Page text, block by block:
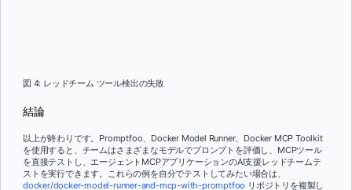
図 4: レッドチーム ツール検出の失敗
結論
以上が終わりです。Promptfoo、Docker Model Runner、Docker MCP Toolkit
を使用すると、チームはさまざまなモデルでプロンプトを評価し、MCPツール
を直接テストし、エージェントMCPアプリケーションのAI支援レッドチームテ
ストを実行できます。これらの例を自分でテストしてみたい場合は、
docker/docker-model-runner-and-mcp-with-promptfoo リポジトリを複製し